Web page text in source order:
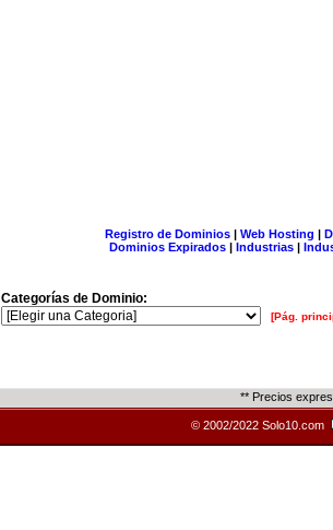
Registro de Dominios| Web Hosting |
Dominios Expirados | Industrias |
Categorías de Dominio:
[Pág.
** Precios
© 2002/2022 Solo10.com